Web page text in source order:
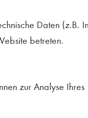
Daten (z.B.
betreten.
zur Analyse Ihres